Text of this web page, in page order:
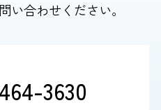
い合わせください。
3630